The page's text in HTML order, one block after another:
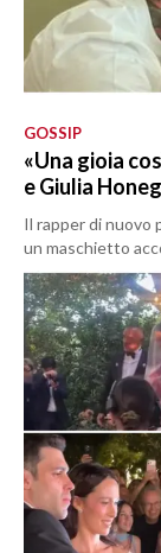
GOSSIP
«Una gioia
e Giulia
Il rapper di nuovo
un maschietto